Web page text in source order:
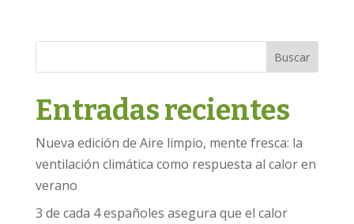
Buscar
Entradas recientes
Nueva edición de Aire limpio, mente fresca: la
ventilación climática como respuesta al calor en
verano
3 de cada 4 españoles asegura que el calor